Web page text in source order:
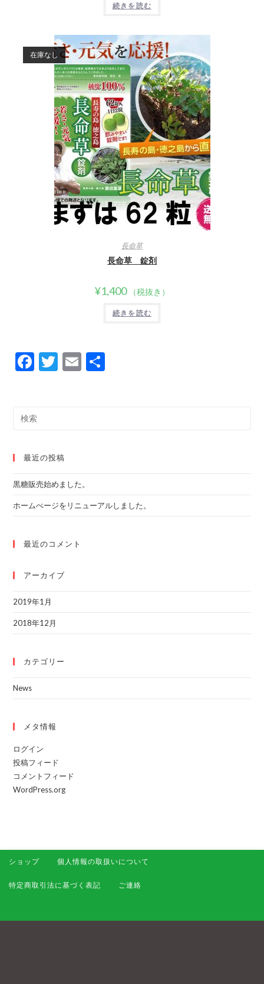
続きを読む
在庫なし
長命草
長命草 錠剤
¥1,400 （税抜き）
続きを読む
F
b
o
k
T
E
Search
最近の投稿
黒糖販売始めました。
ホームぺージをリニューアルしました。
最近のコメント
アーカイブ
2019年1月
2018年12月
カテゴリー
News
メタ情報
ログイン
投稿フィード
コメントフィード
WordPress.org
ショップ 個人情報の取扱いについて
特定商取引法に基づく表記 ご連絡